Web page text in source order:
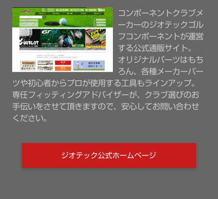
コンポーネントクラブメ
ーカーのジオテックゴル
フコンポーネントが運営
する公式通販サイト。
オリジナルパーツはもち
ろん、各種メーカーパー
ツや初心者からプロが使用する工具もラインアップ。
専任フィッティングアドバイザーが、クラブ選びのお
手伝いをさせて頂きますので、安心してお問い合わせ
ください。
ジオテック公式ホームページ